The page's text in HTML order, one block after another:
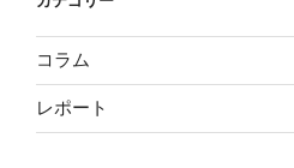
コラム
レポート